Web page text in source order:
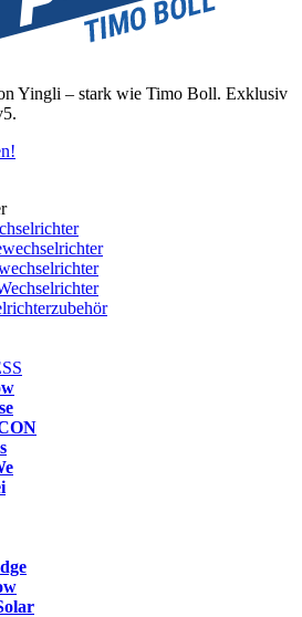
Yingli – stark wie Timo Boll. Exklusiv